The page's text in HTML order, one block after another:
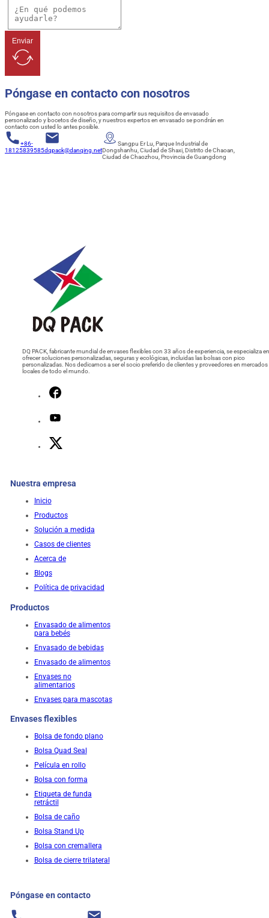
Enviar
Póngase en contacto con nosotros
Póngase en contacto con nosotros para compartir sus requisitos de envasado
personalizado y bocetos de diseño, y nuestros expertos en envasado se pondrán en
contacto con usted lo antes posible.
+86-
18125839585dqpack@danqing.net
Sangpu Er Lu, Parque Industrial de
Dongshanhu, Ciudad de Shaxi, Distrito de Chaoan,
Ciudad de Chaozhou, Provincia de Guangdong
DQ PACK, fabricante mundial de envases flexibles con 33 años de experiencia, se especializa en
ofrecer soluciones personalizadas, seguras y ecológicas, incluidas las bolsas con pico
personalizadas. Nos dedicamos a ser el socio preferido de clientes y proveedores en mercados
locales de todo el mundo.
Nuestra empresa
Inicio
Productos
Solución a medida
Casos de clientes
Acerca de
Blogs
Política de privacidad
Productos
Envasado de alimentos
para bebés
Envasado de bebidas
Envasado de alimentos
Envases no
alimentarios
Envases para mascotas
Envases flexibles
Bolsa de fondo plano
Bolsa Quad Seal
Película en rollo
Bolsa con forma
Etiqueta de funda
retráctil
Bolsa de caño
Bolsa Stand Up
Bolsa con cremallera
Bolsa de cierre trilateral
Póngase en contacto